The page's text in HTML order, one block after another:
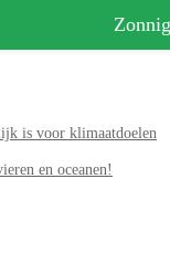
is voor klimaatdoelen
en oceanen!